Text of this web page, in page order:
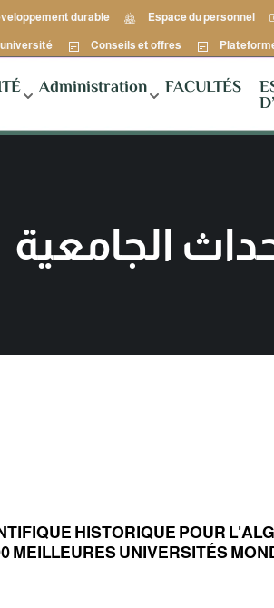
durable Espace du personnel
Conseils et offres
Administration FACULTÉS
الجامعية
HISTORIQUE POUR
MEILLEURES UNIVERSITÉS